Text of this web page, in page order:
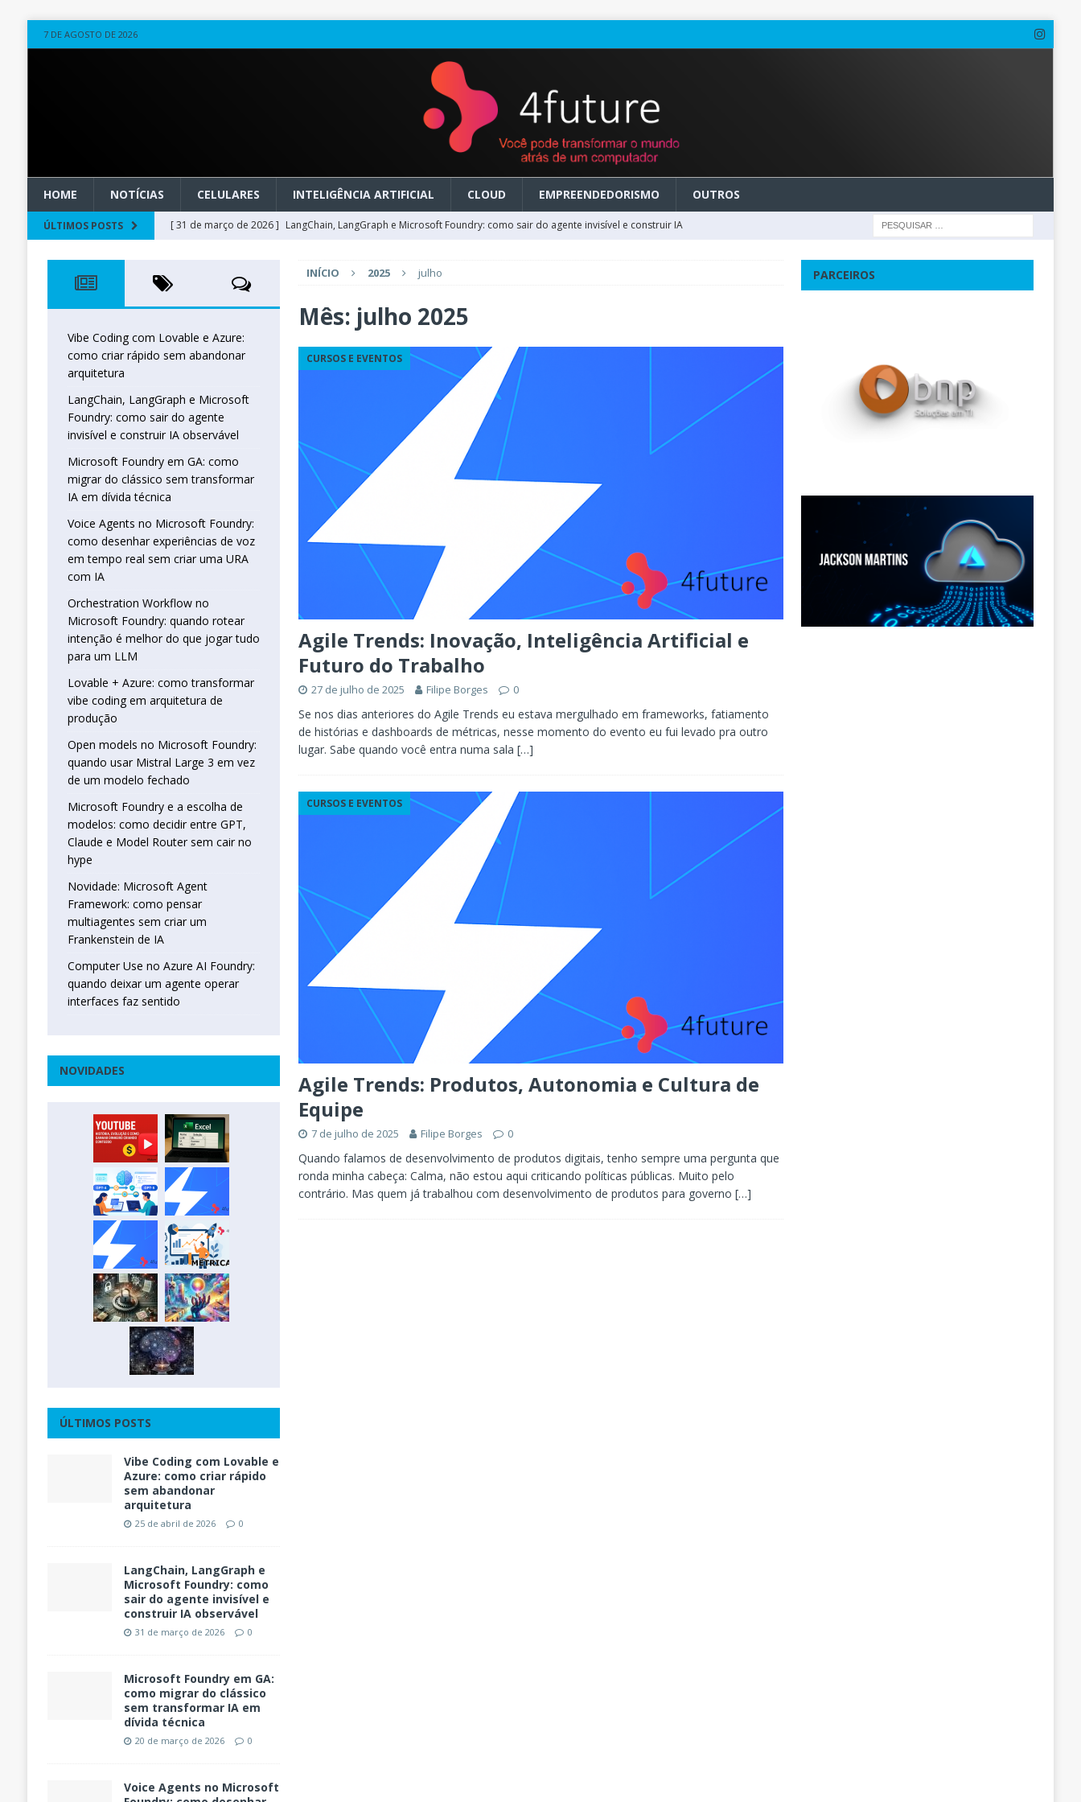
7 DE AGOSTO DE 2026
HOME NOTÍCIAS CELULARES INTELIGÊNCIA ARTIFICIAL CLOUD EMPREENDEDORISMO OUTROS
ÚLTIMOS POSTS [ 31 de março de 2026 ] LangChain, LangGraph e Microsoft Foundry: como sair do agente invisível e construir IA
[ 20 de março de 2026 ]
Microsoft Foundry em GA: como migrar do clássico sem transformar IA em dívida
técnica
INTELIGÊNCIA ARTIFICIAL
[ 27 de fevereiro de 2026 ]
Voice Agents no Microsoft Foundry: como desenhar experiências de voz em tempo
real sem criar uma URA com IA
INTELIGÊNCIA ARTIFICIAL
Orchestration Workflow no Microsoft Foundry: quando rotear intenção é melhor do
que jogar tudo para um LLM
INTELIGÊNCIA ARTIFICIAL
[ 25 de abril de 2026 ]
Vibe Coding com Lovable e Azure: como criar rápido sem abandonar arquitetura
INÍCIO 2025 julho
Mês: julho 2025
CURSOS E EVENTOS
Agile Trends: Inovação, Inteligência Artificial e
Futuro do Trabalho
27 de julho de 2025 Filipe Borges 0
Se nos dias anteriores do Agile Trends eu estava mergulhado em frameworks, fatiamento
de histórias e dashboards de métricas, nesse momento do evento eu fui levado pra outro
lugar. Sabe quando você entra numa sala[…]
CURSOS E EVENTOS
Agile Trends: Produtos, Autonomia e Cultura de
Equipe
7 de julho de 2025 Filipe Borges 0
Quando falamos de desenvolvimento de produtos digitais, tenho sempre uma pergunta que
ronda minha cabeça: Calma, não estou aqui criticando políticas públicas. Muito pelo
contrário. Mas quem já trabalhou com desenvolvimento de produtos para governo[…]
Vibe Coding com Lovable e Azure:
como criar rápido sem abandonar
arquitetura
LangChain, LangGraph e Microsoft
Foundry: como sair do agente
invisível e construir IA observável
Microsoft Foundry em GA: como
migrar do clássico sem transformar
IA em dívida técnica
Voice Agents no Microsoft Foundry:
como desenhar experiências de voz
em tempo real sem criar uma URA
com IA
Orchestration Workflow no
Microsoft Foundry: quando rotear
intenção é melhor do que jogar tudo
para um LLM
Lovable + Azure: como transformar
vibe coding em arquitetura de
produção
Open models no Microsoft Foundry:
quando usar Mistral Large 3 em vez
de um modelo fechado
Microsoft Foundry e a escolha de
modelos: como decidir entre GPT,
Claude e Model Router sem cair no
hype
Novidade: Microsoft Agent
Framework: como pensar
multiagentes sem criar um
Frankenstein de IA
Computer Use no Azure AI Foundry:
quando deixar um agente operar
interfaces faz sentido
NOVIDADES
ÚLTIMOS POSTS
Vibe Coding com Lovable e
Azure: como criar rápido
sem abandonar
arquitetura
25 de abril de 2026 0
LangChain, LangGraph e
Microsoft Foundry: como
sair do agente invisível e
construir IA observável
31 de março de 2026 0
Microsoft Foundry em GA:
como migrar do clássico
sem transformar IA em
dívida técnica
20 de março de 2026 0
Voice Agents no Microsoft
PARCEIROS